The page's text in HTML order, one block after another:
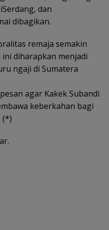
dan
dibagikan.
remaja semakin
diharapkan menjadi
ngaji di Sumatera
agar Kakek Subandi
keberkahan bagi
(*)